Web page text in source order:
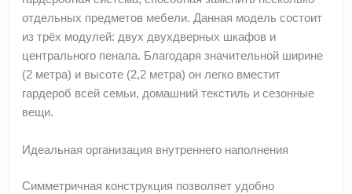
отдельных предметов мебели. Данная модель состоит
из трёх модулей: двух двухдверных шкафов и
центрального пенала. Благодаря значительной ширине
(2 метра) и высоте (2,2 метра) он легко вместит
гардероб всей семьи, домашний текстиль и сезонные
вещи.
Идеальная организация внутреннего наполнения
Симметричная конструкция позволяет удобно